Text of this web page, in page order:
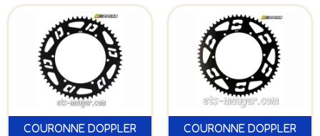
COURONNE DOPPLER
COURONNE DOPPLER